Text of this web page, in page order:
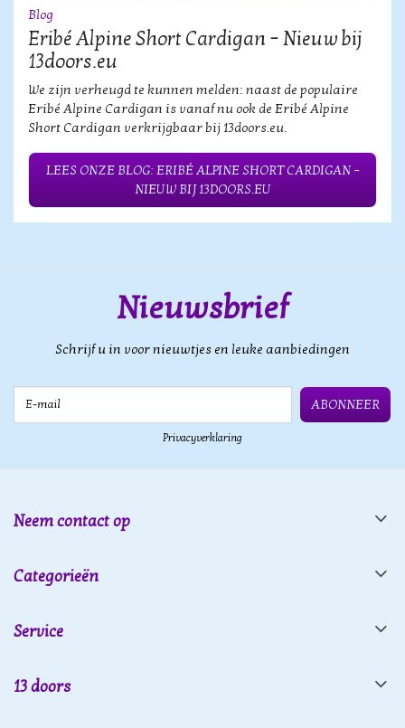
Blog
Eribé Alpine Short Cardigan – Nieuw bij
13doors.eu
We zijn verheugd te kunnen melden: naast de populaire
Eribé Alpine Cardigan is vanaf nu ook de Eribé Alpine
Short Cardigan verkrijgbaar bij 13doors.eu.
LEES ONZE BLOG: ERIBÉ ALPINE SHORT CARDIGAN –
NIEUW BIJ 13DOORS.EU
Nieuwsbrief
Schrijf u in voor nieuwtjes en leuke aanbiedingen
ABONNEER
Privacyverklaring
Neem contact op
Categorieën
Service
13 doors